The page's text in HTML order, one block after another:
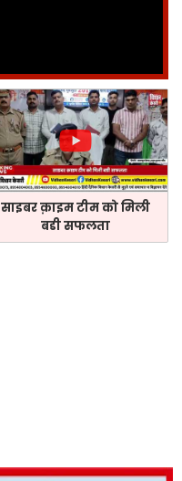
साइबर क़ाइम टीम को मिली
बडी सफलता